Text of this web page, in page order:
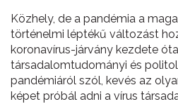
Közhely, de a pandémia a
történelmi léptékű változást
koronavírus-járvány kezdete
társadalomtudományi és
pandémiáról szól, kevés az
képet próbál adni a vírus